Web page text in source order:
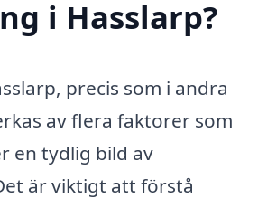
i Hasslarp?
precis som i andra
av flera faktorer som
en tydlig bild av
är viktigt att förstå